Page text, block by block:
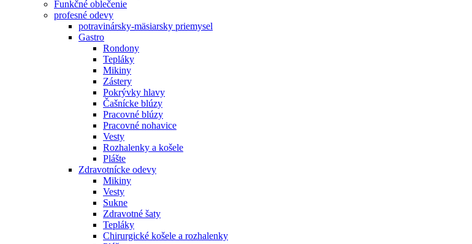
Funkčné oblečenie
profesné odevy
potravinársky-mäsiarsky priemysel
Gastro
Rondony
Tepláky
Mikiny
Zástery
Pokrývky hlavy
Čašnícke blúzy
Pracovné blúzy
Pracovné nohavice
Vesty
Rozhalenky a košele
Plášte
Zdravotnícke odevy
Mikiny
Vesty
Sukne
Zdravotné šaty
Tepláky
Chirurgické košele a rozhalenky